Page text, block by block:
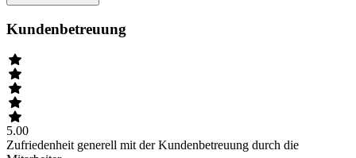
Kundenbetreuung
5.00
Zufriedenheit generell mit der Kundenbetreuung durch die